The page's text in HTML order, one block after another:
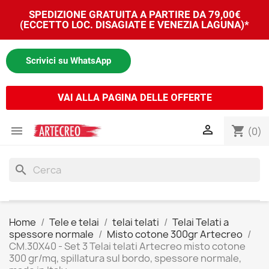
SPEDIZIONE GRATUITA A PARTIRE DA 79,00€
(ECCETTO LOC. DISAGIATE E VENEZIA LAGUNA)*
Scrivici su WhatsApp
VAI ALLA PAGINA DELLE OFFERTE
 shopping_cart (0)

search
Home Tele e telai telai telati
Telai Telati a
spessore normale
Misto cotone 300gr Artecreo
CM.30X40 - Set 3 Telai telati Artecreo misto cotone
300 gr/mq, spillatura sul bordo, spessore normale,